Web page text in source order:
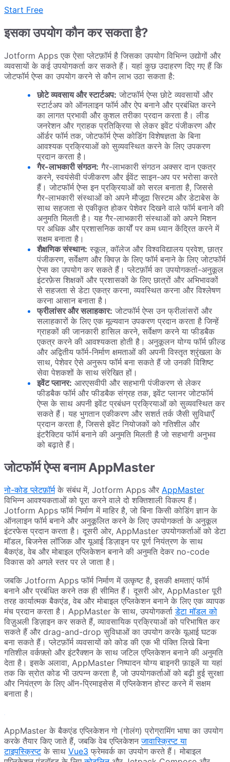
Start Free
इसका उपयोग कौन कर सकता है?
Jotform Apps एक ऐसा प्लेटफ़ॉर्म है जिसका उपयोग विभिन्न उद्योगों और
व्यवसायों के कई उपयोगकर्ता कर सकते हैं। यहां कुछ उदाहरण दिए गए हैं कि
जोटफॉर्म ऐप्स का उपयोग करने से कौन लाभ उठा सकता है:
छोटे व्यवसाय और स्टार्टअप: जोटफॉर्म ऐप्स छोटे व्यवसायों और
स्टार्टअप को ऑनलाइन फॉर्म और ऐप बनाने और प्रबंधित करने
का लागत प्रभावी और कुशल तरीका प्रदान करता है। लीड
जनरेशन और ग्राहक प्रतिक्रिया से लेकर इवेंट पंजीकरण और
ऑर्डर फॉर्म तक, जोटफॉर्म ऐप्स कोडिंग विशेषज्ञता के बिना
आवश्यक प्रक्रियाओं को सुव्यवस्थित करने के लिए उपकरण
प्रदान करता है।
गैर-लाभकारी संगठन: गैर-लाभकारी संगठन अक्सर दान एकत्र
करने, स्वयंसेवी पंजीकरण और ईवेंट साइन-अप पर भरोसा करते
हैं। जोटफॉर्म ऐप्स इन प्रक्रियाओं को सरल बनाता है, जिससे
गैर-लाभकारी संस्थाओं को अपने मौजूदा सिस्टम और डेटाबेस के
साथ सहजता से एकीकृत होकर पेशेवर दिखने वाले फॉर्म बनाने की
अनुमति मिलती है। यह गैर-लाभकारी संस्थाओं को अपने मिशन
पर अधिक और प्रशासनिक कार्यों पर कम ध्यान केंद्रित करने में
सक्षम बनाता है।
शैक्षणिक संस्थान: स्कूल, कॉलेज और विश्वविद्यालय प्रवेश, छात्र
पंजीकरण, सर्वेक्षण और क्विज़ के लिए फॉर्म बनाने के लिए जोटफॉर्म
ऐप्स का उपयोग कर सकते हैं। प्लेटफ़ॉर्म का उपयोगकर्ता-अनुकूल
इंटरफ़ेस शिक्षकों और प्रशासकों के लिए छात्रों और अभिभावकों
से सहजता से डेटा एकत्र करना, व्यवस्थित करना और विश्लेषण
करना आसान बनाता है।
फ्रीलांसर और सलाहकार: जोटफॉर्म ऐप्स उन फ्रीलांसरों और
सलाहकारों के लिए एक मूल्यवान उपकरण प्रदान करता है जिन्हें
ग्राहकों की जानकारी हासिल करने, सर्वेक्षण करने या फीडबैक
एकत्र करने की आवश्यकता होती है। अनुकूलन योग्य फॉर्म फ़ील्ड
और अद्वितीय फॉर्म-निर्माण क्षमताओं की अपनी विस्तृत श्रृंखला के
साथ, पेशेवर ऐसे अनुरूप फॉर्म बना सकते हैं जो उनकी विशिष्ट
सेवा पेशकशों के साथ संरेखित हों।
इवेंट प्लानर: आरएसवीपी और सहभागी पंजीकरण से लेकर
फीडबैक फॉर्म और फीडबैक संग्रह तक, इवेंट प्लानर जोटफॉर्म
ऐप्स के साथ अपनी इवेंट प्रबंधन प्रक्रियाओं को सुव्यवस्थित कर
सकते हैं। यह भुगतान एकीकरण और सशर्त तर्क जैसी सुविधाएँ
प्रदान करता है, जिससे इवेंट नियोजकों को गतिशील और
इंटरैक्टिव फॉर्म बनाने की अनुमति मिलती है जो सहभागी अनुभव
को बढ़ाते हैं।
जोटफॉर्म ऐप्स बनाम AppMaster
नो-कोड प्लेटफ़ॉर्मके संबंध में, Jotform Apps और AppMaster
विभिन्न आवश्यकताओं को पूरा करने वाले दो शक्तिशाली विकल्प हैं।
Jotform Apps फॉर्म निर्माण में माहिर है, जो बिना किसी कोडिंग ज्ञान के
ऑनलाइन फॉर्म बनाने और अनुकूलित करने के लिए उपयोगकर्ता के अनुकूल
इंटरफेस प्रदान करता है। दूसरी ओर, AppMaster उपयोगकर्ताओं को डेटा
मॉडल, बिजनेस लॉजिक और यूआई डिज़ाइन पर पूर्ण नियंत्रण के साथ
बैकएंड, वेब और मोबाइल एप्लिकेशन बनाने की अनुमति देकर no-code
विकास को अगले स्तर पर ले जाता है।
जबकि Jotform Apps फॉर्म निर्माण में उत्कृष्ट है, इसकी क्षमताएं फॉर्म
बनाने और प्रबंधित करने तक ही सीमित हैं। दूसरी ओर, AppMaster पूरी
तरह कार्यात्मक बैकएंड, वेब और मोबाइल एप्लिकेशन बनाने के लिए एक व्यापक
मंच प्रदान करता है। AppMaster के साथ, उपयोगकर्ताडेटा मॉडल को
विज़ुअली डिज़ाइन कर सकते हैं, व्यावसायिक प्रक्रियाओं को परिभाषित कर
सकते हैं और drag-and-drop सुविधाओं का उपयोग करके यूआई घटक
बना सकते हैं। प्लेटफ़ॉर्म व्यवसायों को कोड की एक भी पंक्ति लिखे बिना
गतिशील वर्कफ़्लो और इंटरैक्शन के साथ जटिल एप्लिकेशन बनाने की अनुमति
देता है। इसके अलावा, AppMaster निष्पादन योग्य बाइनरी फ़ाइलें या यहां
तक ​​कि स्रोत कोड भी उत्पन्न करता है, जो उपयोगकर्ताओं को बढ़ी हुई सुरक्षा
और नियंत्रण के लिए ऑन-प्रिमाइसेस में एप्लिकेशन होस्ट करने में सक्षम
बनाता है।
AppMaster के बैकएंड एप्लिकेशन गो (गोलंग) प्रोग्रामिंग भाषा का उपयोग
करके तैयार किए जाते हैं, जबकि वेब एप्लिकेशनजावास्क्रिप्ट या
टाइपस्क्रिप्टके साथ Vue3 फ्रेमवर्क का उपयोग करते हैं। मोबाइल